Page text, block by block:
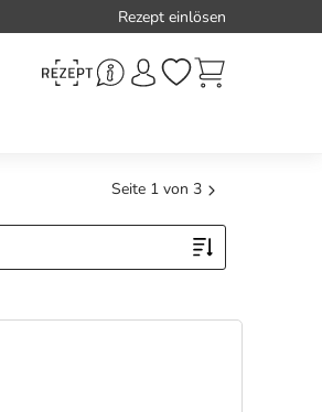
Rezept einlösen
Seite 1 von 3